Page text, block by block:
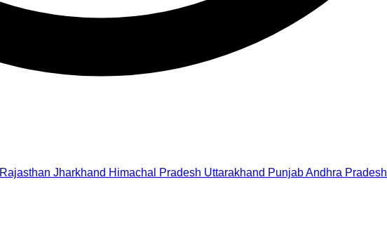
Rajasthan Jharkhand Himachal Pradesh Uttarakhand PunjabAndhra Pradesh